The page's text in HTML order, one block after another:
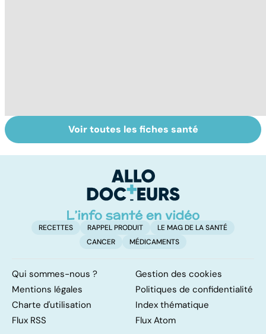
Tout savoir sur
les infections
Inflammation des
amygdales : que
d'angine ?
Voir toutes les fiches santé
RECETTES RAPPEL PRODUIT
LE MAG DE LA SANTÉ
CANCER
MÉDICAMENTS
Qui sommes-nous ?
Gestion des cookies
Mentions légales
Politiques de confidentialité
Charte d'utilisation
Index thématique
Flux RSS
Flux Atom